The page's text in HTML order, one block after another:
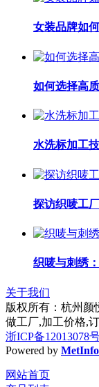
女装品牌如
如何选择高
水洗标加工
探访织唛工
织唛与刺绣
关于我们
版权所有：杭州颜
做工厂,加工价格,
浙ICP备12013078
Powered by
网站首页